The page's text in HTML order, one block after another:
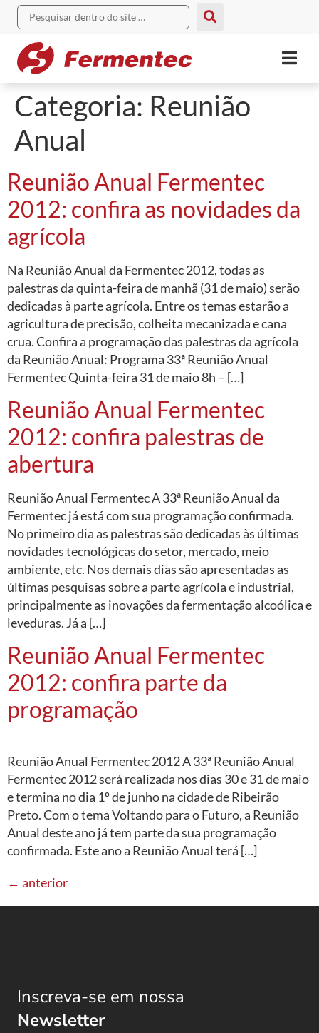
Categoria: Reunião
Anual
Reunião Anual Fermentec
2012: confira as novidades da
agrícola
Na Reunião Anual da Fermentec 2012, todas as
palestras da quinta-feira de manhã (31 de maio) serão
dedicadas à parte agrícola. Entre os temas estarão a
agricultura de precisão, colheita mecanizada e cana
crua. Confira a programação das palestras da agrícola
da Reunião Anual: Programa 33ª Reunião Anual
Fermentec Quinta-feira 31 de maio 8h – […]
Reunião Anual Fermentec
2012: confira palestras de
abertura
Reunião Anual Fermentec A 33ª Reunião Anual da
Fermentec já está com sua programação confirmada.
No primeiro dia as palestras são dedicadas às últimas
novidades tecnológicas do setor, mercado, meio
ambiente, etc. Nos demais dias são apresentadas as
últimas pesquisas sobre a parte agrícola e industrial,
principalmente as inovações da fermentação alcoólica e
leveduras. Já a […]
Reunião Anual Fermentec
2012: confira parte da
programação
Reunião Anual Fermentec 2012 A 33ª Reunião Anual
Fermentec 2012 será realizada nos dias 30 e 31 de maio
e termina no dia 1º de junho na cidade de Ribeirão
Preto. Com o tema Voltando para o Futuro, a Reunião
Anual deste ano já tem parte da sua programação
confirmada. Este ano a Reunião Anual terá […]
← anterior
Inscreva-se em nossa
Newsletter